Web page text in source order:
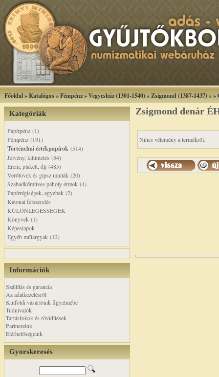
Főoldal»Katalógus»Fémpénz»Vegyesház (1301-1540)»Zsigmond (1387-1437)»»
Kategóriák
Papírpénz (1)
Fémpénz (191)
Történelmi értékpapírok (514)
Jelvény, kitüntetés (54)
Érem, plakett, díj (485)
Verőtövek és gipsz minták (20)
Szabadkőműves páholy érmek (4)
Papírrégiségek, egyebek (2)
Katonai felszerelés
KÜLÖNLEGESSÉGEK
Könyvek (1)
Képeslapok
Egyéb műtárgyak (12)
Információk
Szállítás és garancia
Az adatkezelésről
Külföldi vásárlóink figyelmébe
Tudnivalók
Tartásfokok és rövidítések
Partnereink
Elérhetőségeink
Gyorskeresés
Zsigmond denár
Nincs vélemény a termékről.